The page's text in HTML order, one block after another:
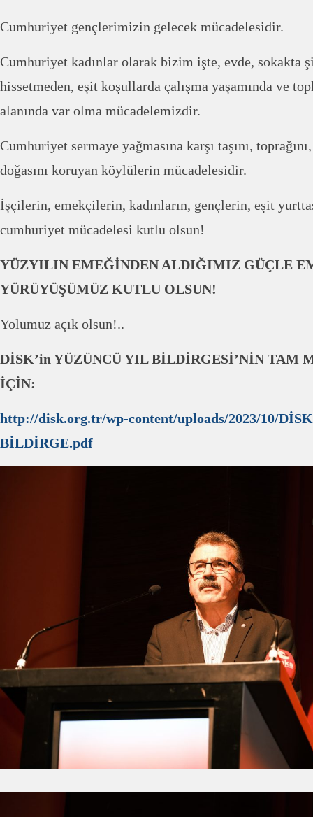
Cumhuriyet gençlerimizin gelecek mücadelesidir.
Cumhuriyet kadınlar olarak bizim işte, evde, sokakta
hissetmeden, eşit koşullarda çalışma yaşamında ve
alanında var olma mücadelemizdir.
Cumhuriyet sermaye yağmasına karşı taşını,
doğasını koruyan köylülerin mücadelesidir.
İşçilerin, emekçilerin, kadınların, gençlerin, eşit
cumhuriyet mücadelesi kutlu olsun!
YÜZYILIN EMEĞİNDEN ALDIĞIMIZ GÜÇLE
YÜRÜYÜŞÜMÜZ KUTLU OLSUN!
Yolumuz açık olsun!..
DİSK’in YÜZÜNCÜ YIL BİLDİRGESİ’NİN TAM
İÇİN:
http://disk.org.tr/wp-content/uploads/2023/10/
BİLDİRGE.pdf